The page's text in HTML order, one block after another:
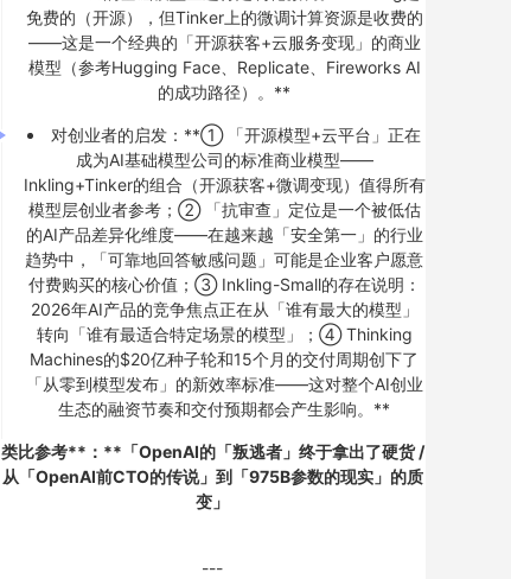
免费的（开源），但Tinker上的微调计算资源是收费的
——这是一个经典的「开源获客+云服务变现」的商业
模型（参考Hugging Face、Replicate、Fireworks AI
的成功路径）。**
对创业者的启发：**① 「开源模型+云平台」正在
成为AI基础模型公司的标准商业模型——
Inkling+Tinker的组合（开源获客+微调变现）值得所有
模型层创业者参考；② 「抗审查」定位是一个被低估
的AI产品差异化维度——在越来越「安全第一」的行业
趋势中，「可靠地回答敏感问题」可能是企业客户愿意
付费购买的核心价值；③ Inkling-Small的存在说明：
2026年AI产品的竞争焦点正在从「谁有最大的模型」
转向「谁有最适合特定场景的模型」；④ Thinking
Machines的$20亿种子轮和15个月的交付周期创下了
「从零到模型发布」的新效率标准——这对整个AI创业
生态的融资节奏和交付预期都会产生影响。**
类比参考**：**「OpenAI的「叛逃者」终于拿出了硬货 /
从「OpenAI前CTO的传说」到「975B参数的现实」的质
变」
---